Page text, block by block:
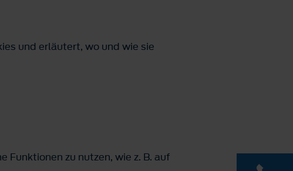
und erläutert, wo und wie sie
Funktionen zu nutzen, wie z. B. auf